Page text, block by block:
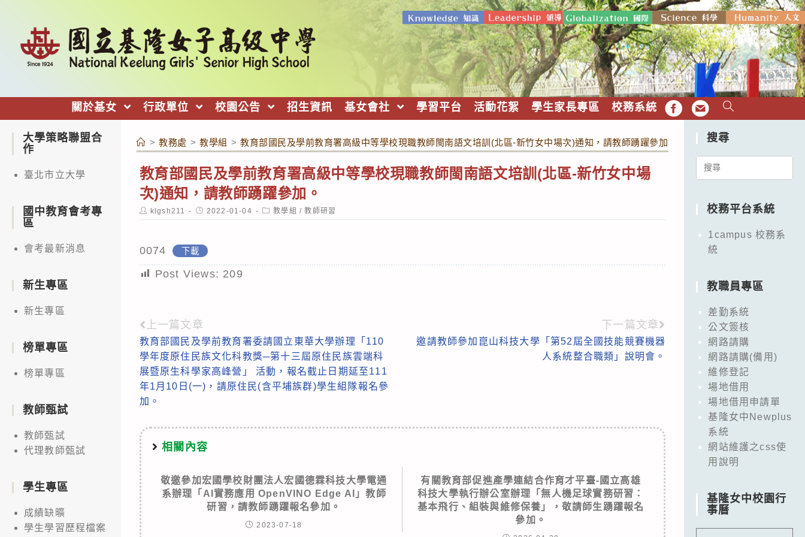
關於基女 行政單位 校園公告 招生資訊 基女會社 學習平台 活動花絮 學生家長專區 校務系統 FB EMAIL
> 教務處 > 教學組 > 教育部國民及學前教育署高級中等學校現職教師閩南語文培訓(北區-新竹女中場次)通知，請教師踴躍參加。
教育部國民及學前教育署高級中等學校現職教師閩南語文培訓(北區-新竹女中場
次)通知，請教師踴躍參加。
Post
author:
klgsh211
Post
published:
2022-01-04
Post
category:
教學組 / 教師研習
0074 下載
Post Views: 209
Read
more
articles
上一篇文章
教育部國民及學前教育署委請國立東華大學辦理「110
學年度原住民族文化科教獎─第十三屆原住民族雲端科
展暨原生科學家高峰營」 活動，報名截止日期延至111
年1月10日(一)，請原住民(含平埔族群)學生組隊報名參
加。
下一篇文章
邀請教師參加崑山科技大學「第52屆全國技能競賽機器
人系統整合職類」說明會。
相關內容
敬邀參加宏國學校財團法人宏國德霖科技大學電通
系辦理「AI實務應用 OpenVINO Edge AI」教師
研習，請教師踴躍報名參加。
2023-07-18
有關教育部促進產學連結合作育才平臺-國立高雄
科技大學執行辦公室辦理「無人機足球實務研習：
基本飛行、組裝與維修保養」，敬請師生踴躍報名
參加。
大學策略聯盟合
作
臺北市立大學
國中教育會考專
區
會考最新消息
新生專區
新生專區
榜單專區
榜單專區
教師甄試
教師甄試
代理教師甄試
學生專區
成績缺曠
學生學習歷程檔案
搜尋
Search
校務平台系統
1campus 校務系
統
教職員專區
差勤系統
公文簽核
網路請購
網路請購(備用)
維修登記
場地借用
場地借用申請單
基隆女中Newplus
系統
網站維護之css使
用說明
基隆女中校園行
事曆